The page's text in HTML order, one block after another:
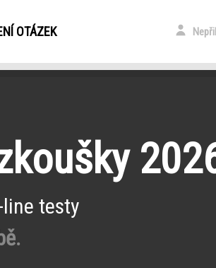
OTÁZEK
line testy